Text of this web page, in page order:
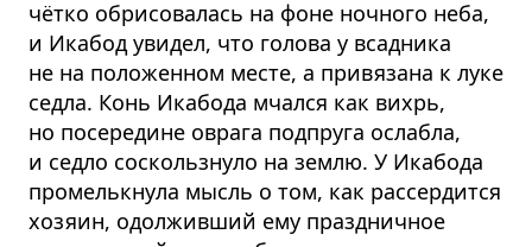
чётко обрисовалась на фоне ночного неба,
и Икабод увидел, что голова у всадника
не на положенном месте, а привязана к луке
седла. Конь Икабода мчался как вихрь,
но посередине оврага подпруга ослабла,
и седло соскользнуло на землю. У Икабода
промелькнула мысль о том, как рассердится
хозяин, одолживший ему праздничное